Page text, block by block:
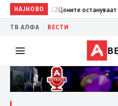
НАЈНОВО
12:12Цените остануваат
ТВ АЛФА ВЕСТИ